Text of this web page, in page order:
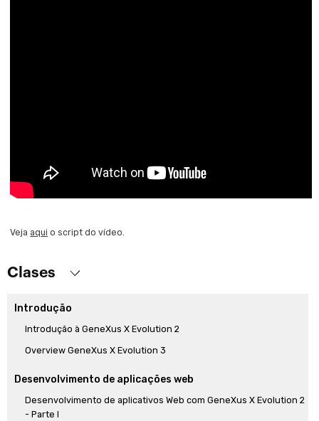
Veja aqui o script do vídeo.
Clases
Introdução
Introdução à GeneXus X Evolution 2
Overview GeneXus X Evolution 3
Desenvolvimento de aplicações web
Desenvolvimento de aplicativos Web com GeneXus X Evolution 2
- Parte I